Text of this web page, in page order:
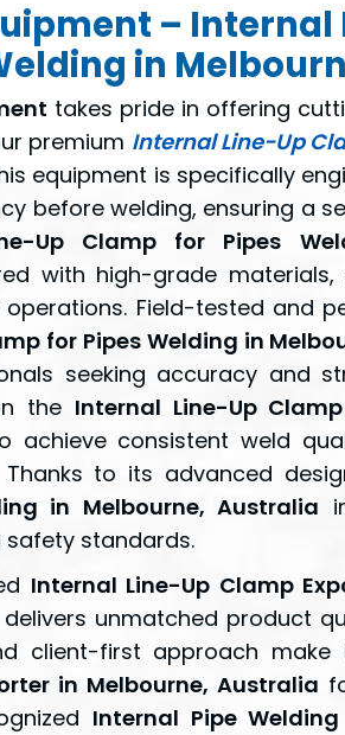
–
in
takes pride in offering
premium Internal Line-Up
equipment is specifically
before welding, ensuring a
Up Clamp for Pipes
with high-grade
Field-tested and
for Pipes Welding in
seeking accuracy and
the Internal Line-Up
achieve consistent weld
Thanks to its advanced
in Melbourne, Australia
safety standards.
Internal Line-Up Clamp
delivers unmatched product
client-first approach make
in Melbourne, Australia
Internal Pipe